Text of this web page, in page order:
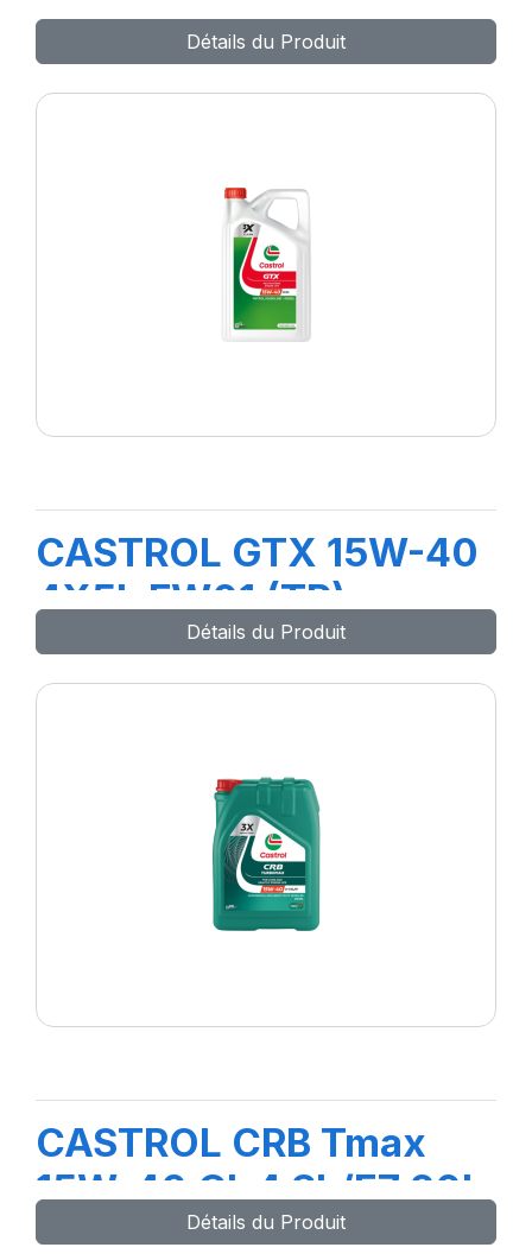
Détails du Produit
CASTROL GTX 15W-40
4X5L FW01 (TR)
Détails du Produit
CASTROL CRB Tmax
15W-40 CI-4 SL/E7 20L
(TR)
Détails du Produit